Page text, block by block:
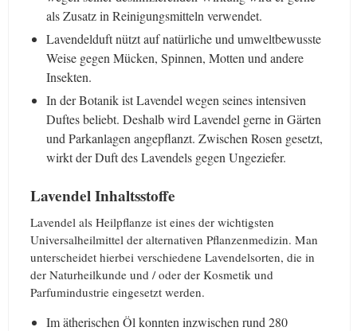
als Zusatz in Reinigungsmitteln verwendet.
Lavendelduft nützt auf natürliche und umweltbewusste
Weise gegen Mücken, Spinnen, Motten und andere
Insekten.
In der Botanik ist Lavendel wegen seines intensiven
Duftes beliebt. Deshalb wird Lavendel gerne in Gärten
und Parkanlagen angepflanzt. Zwischen Rosen gesetzt,
wirkt der Duft des Lavendels gegen Ungeziefer.
Lavendel Inhaltsstoffe
Lavendel als Heilpflanze ist eines der wichtigsten
Universalheilmittel der alternativen Pflanzenmedizin. Man
unterscheidet hierbei verschiedene Lavendelsorten, die in
der Naturheilkunde und / oder der Kosmetik und
Parfumindustrie eingesetzt werden.
Im ätherischen Öl konnten inzwischen rund 280